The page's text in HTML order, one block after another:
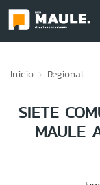
Inicio Regional
SIETE
MAULE